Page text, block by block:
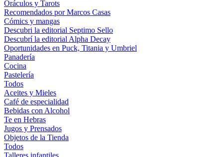
Oráculos y Tarots
Recomendados por Marcos Casas
Cómics y mangas
Descubri la editorial Septimo Sello
Descubrí la editorial Alpha Decay
Oportunidades en Puck, Titania y Umbriel
Panadería
Cocina
Pastelería
Todos
Aceites y Mieles
Café de especialidad
Bebidas con Alcohol
Te en Hebras
Jugos y Prensados
Objetos de la Tienda
Todos
Talleres infantiles